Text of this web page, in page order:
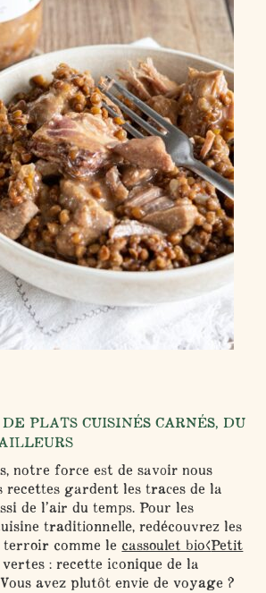
PLATS CUISINÉS CARNÉS, DU
notre force est de savoir nous
recettes gardent les traces de la
de l’air du temps. Pour les
traditionnelle, redécouvrez les
terroir comme lecassoulet bio<Petit
: recette iconique de la
avez plutôt envie de voyage ?